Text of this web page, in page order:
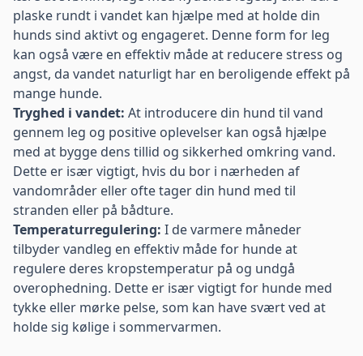
plaske rundt i vandet kan hjælpe med at holde din
hunds sind aktivt og engageret. Denne form for leg
kan også være en effektiv måde at reducere stress og
angst, da vandet naturligt har en beroligende effekt på
mange hunde.
Tryghed i vandet: At introducere din hund til vand
gennem leg og positive oplevelser kan også hjælpe
med at bygge dens tillid og sikkerhed omkring vand.
Dette er især vigtigt, hvis du bor i nærheden af
vandområder eller ofte tager din hund med til
stranden eller på bådture.
Temperaturregulering: I de varmere måneder
tilbyder vandleg en effektiv måde for hunde at
regulere deres kropstemperatur på og undgå
overophedning. Dette er især vigtigt for hunde med
tykke eller mørke pelse, som kan have svært ved at
holde sig kølige i sommervarmen.